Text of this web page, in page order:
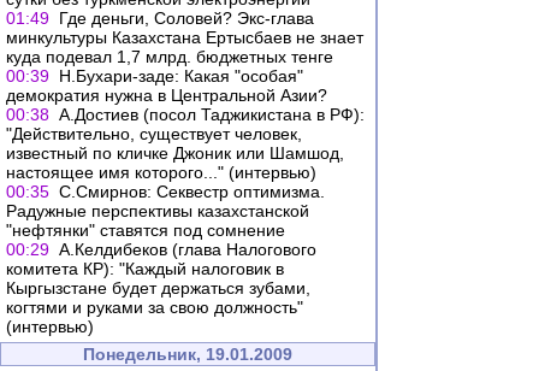
01:49 Где деньги, Соловей? Экс-глава
минкультуры Казахстана Ертысбаев не знает
куда подевал 1,7 млрд. бюджетных тенге
00:39 Н.Бухари-заде: Какая "особая"
демократия нужна в Центральной Азии?
00:38 А.Достиев (посол Таджикистана в РФ):
"Действительно, существует человек,
известный по кличке Джоник или Шамшод,
настоящее имя которого..." (интервью)
00:35 С.Смирнов: Секвестр оптимизма.
Радужные перспективы казахстанской
"нефтянки" ставятся под сомнение
00:29 А.Келдибеков (глава Налогового
комитета КР): "Каждый налоговик в
Кыргызстане будет держаться зубами,
когтями и руками за свою должность"
(интервью)
Понедельник, 19.01.2009